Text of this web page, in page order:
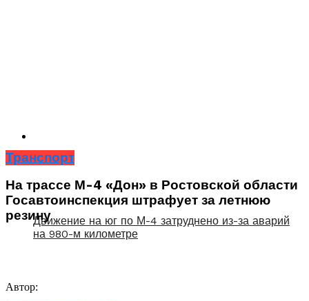
Движение на юг по М-4 затруднено из-за аварий
на 980-м километре
Транспорт
На трассе М-4 «Дон» в Ростовской области
Госавтоинспекция штрафует за летнюю
резину
Автор: